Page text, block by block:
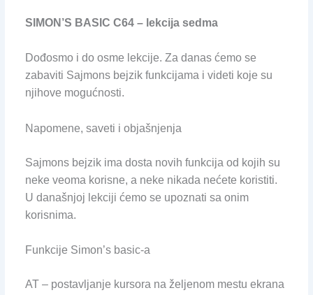
SIMON’S BASIC C64 – lekcija sedma
Dođosmo i do osme lekcije. Za danas ćemo se
zabaviti Sajmons bejzik funkcijama i videti koje su
njihove mogućnosti.
Napomene, saveti i objašnjenja
Sajmons bejzik ima dosta novih funkcija od kojih su
neke veoma korisne, a neke nikada nećete koristiti.
U današnjoj lekciji ćemo se upoznati sa onim
korisnima.
Funkcije Simon’s basic-a
AT – postavljanje kursora na željenom mestu ekrana